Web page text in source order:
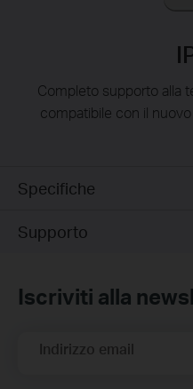
Completo supporto alla
compatibile con il
Specifiche
Supporto
Iscriviti alla
Indirizzo email